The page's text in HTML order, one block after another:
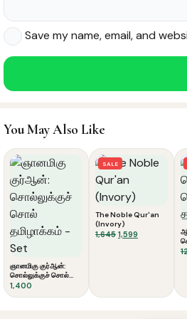
Save my name, email, and
You May Also Like
ஞானமிகு குர்ஆன்:
சொல்லுக்குச் சொல்
தமிழாக்கம் - Set
1,400
SALE
The Noble Qur'an
(Invory)
1,645 Original
1,599